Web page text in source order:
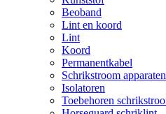
Beoband
Lint en koord
Lint
Koord
Permanentkabel
Schrikstroom apparaten
Isolatoren
Toebehoren